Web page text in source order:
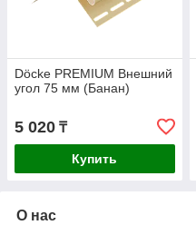
Döcke PREMIUM Внешний
угол 75 мм (Банан)
5 020 ₸
Купить
О нас